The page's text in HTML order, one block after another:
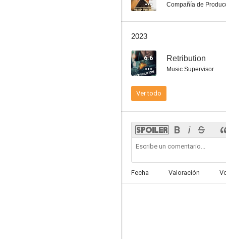
Espías desde el cielo
Yesterday
6.5
Compañía de
2023
6.6 Retribution
Music Supervisor
Ver todo
Fecha Valoración